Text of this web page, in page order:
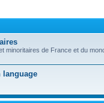
minoritaires de France et du
language